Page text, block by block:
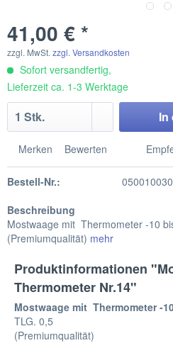
41,00 € *
zzgl. MwSt. zzgl. Versandkosten
Sofort versandfertig,
Lieferzeit ca. 1-3 Werktage
In
Merken Bewerten
Bestell-Nr.:
Beschreibung
Mostwaage mit Thermometer -10
(Premiumqualität) mehr
Produktinformationen
Thermometer Nr.14"
Mostwaage mit Thermometer -
TLG. 0,5
(Premiumqualität)